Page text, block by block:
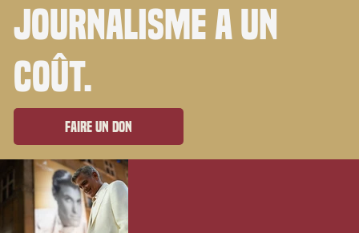
journalisme a un
coût.
Faire un don